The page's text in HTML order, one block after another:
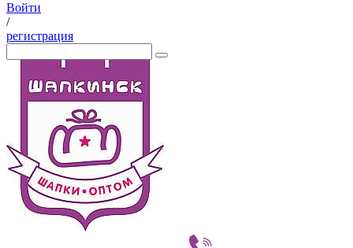
Войти
/
регистрация